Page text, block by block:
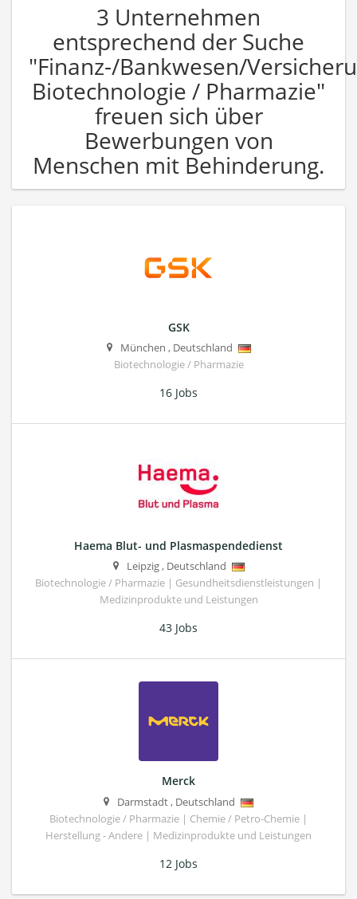
3 Unternehmen
entsprechend der Suche
"Finanz-/Bankwesen/
Biotechnologie / Pharmazie"
freuen sich über
Bewerbungen von
Menschen mit Behinderung.
GSK
München , Deutschland
Biotechnologie / Pharmazie
16 Jobs
Haema Blut- und Plasmaspendedienst
Leipzig, Deutschland
Biotechnologie / Pharmazie | Gesundheitsdienstleistungen |
Medizinprodukte und Leistungen
43 Jobs
Merck
Darmstadt, Deutschland
Biotechnologie / Pharmazie | Chemie / Petro-Chemie |
Herstellung - Andere | Medizinprodukte und Leistungen
12 Jobs